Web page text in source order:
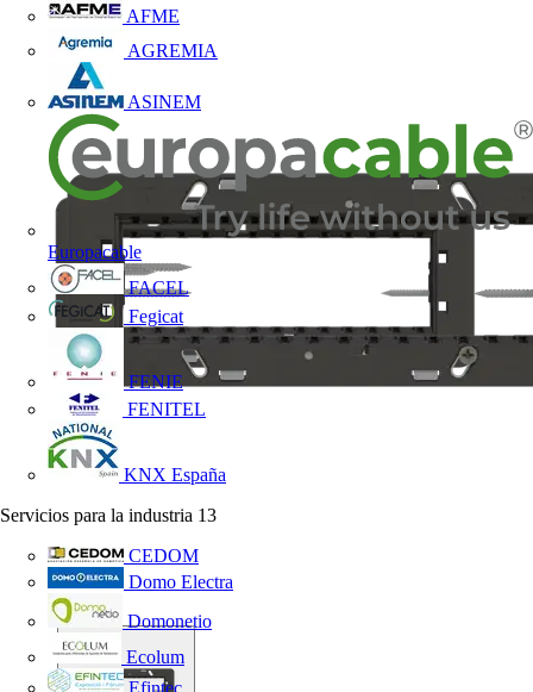
AFME
AGREMIA
ASINEM
Europacable
FACEL
Fegicat
FENIE
FENITEL
KNX España
Servicios para la industria 13
CEDOM
Domo Electra
Domonetio
Ecolum
Efintec